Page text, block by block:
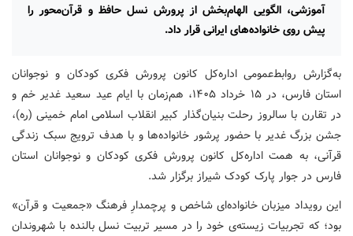
آموزشی، الگویی الهام‌بخش از پرورش نسل حافظ و قرآن‌محور را
پیش روی خانواده‌های ایرانی قرار داد.
به‌گزارش روابط‌عمومی اداره‌کل کانون پرورش فکری کودکان و نوجوانان
استان فارس، در ۱۵ خرداد ۱۴۰۵، هم‌زمان با ایام عید سعید غدیر خم و
در تقارن با سالروز رحلت بنیان‌گذار کبیر انقلاب اسلامی امام خمینی (ره)،
جشن بزرگ غدیر با حضور پرشور خانواده‌ها و با هدف ترویج سبک زندگی
قرآنی، به همت اداره‌کل کانون پرورش فکری کودکان و نوجوانان استان
فارس در جوار پارک کودک شیراز برگزار شد.
این رویداد میزبان خانواده‌ای شاخص و پرچمدارِ فرهنگ «جمعیت و قرآن»
بود؛ که تجربیات زیسته‌ی خود را در مسیر تربیت نسل بالنده با شهروندان